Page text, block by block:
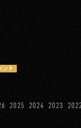
ント
2025 2024 2023